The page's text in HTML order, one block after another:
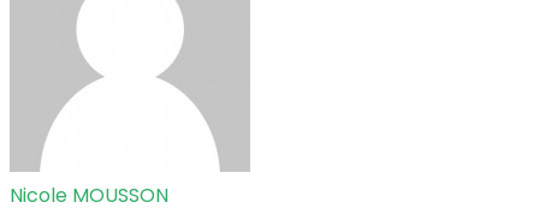
Nicole MOUSSON